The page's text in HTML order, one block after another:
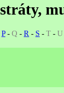
P- Q - R - S - T - U